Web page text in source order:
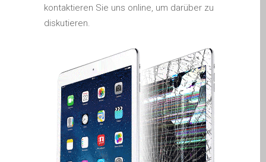
de (Deutsch)
Apple iPod-Reparatur in
Dundee
Apple Mac Pro Reparatur
Dundee – Mac Pro Server
– Upgrades
Apple MacBook-
Ladegeräte in Dundee –
kontaktieren Sie uns online, um darüber zu
diskutieren.